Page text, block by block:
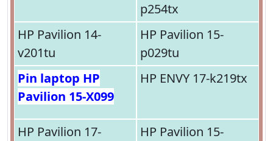
p254tx
HP Pavilion 14-
v201tu
HP Pavilion 15-
p029tu
Pin laptop HP
Pavilion 15-X099
HP ENVY 17-k219tx
HP Pavilion 17-
HP Pavilion 15-